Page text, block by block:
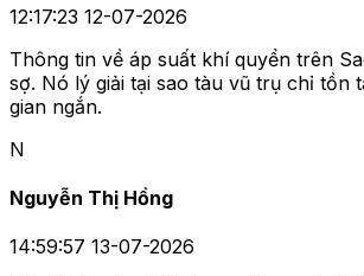
12:17:23 12-07-2026
Thông tin về áp suất khí quyển trên
sợ. Nó lý giải tại sao tàu vũ trụ chỉ tồn
gian ngắn.
N
Nguyễn Thị Hồng
14:59:57 13-07-2026